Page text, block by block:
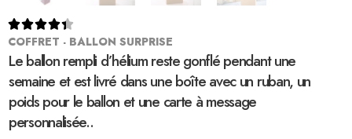

COFFRET - BALLON SURPRISE
Le ballon rempli d’hélium reste gonflé pendant une
semaine et est livré dans une boîte avec un ruban, un
poids pour le ballon et une carte à message
personnalisée..